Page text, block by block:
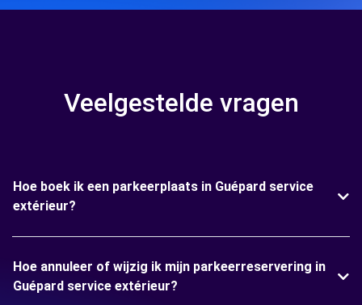
Veelgestelde vragen
Hoe boek ik een parkeerplaats in Guépard service
extérieur?
Hoe annuleer of wijzig ik mijn parkeerreservering in
Guépard service extérieur?